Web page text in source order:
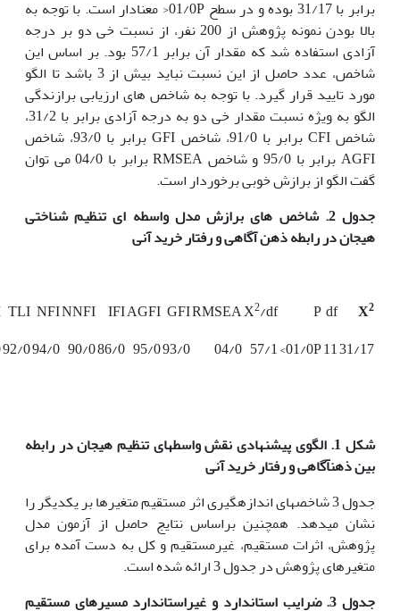
برابر با 31/17 بوده و در سطح 01/0P< معنادار است. با توجه به
بالا بودن نمونه پژوهش از 200 نفر، از نسبت خی دو بر درجه
آزادی استفاده شد که مقدار آن برابر 57/1 بود. بر اساس این
شاخص، عدد حاصل از این نسبت نباید بیش از 3 باشد تا الگو
مورد تایید قرار گیرد. با توجه به شاخص های ارزیابی برازندگی
الگو به ویژه نسبت مقدار خی دو به درجه آزادی برابر با 31/2،
شاخص CFI برابر با 91/0، شاخص GFI برابر با 93/0، شاخص
AGFI برابر با 95/0 و شاخص RMSEA برابر با 04/0 می توان
گفت الگو از برازش خوبی برخوردار است.
جدول 2. شاخص های برازش مدل واسطه ای تنظیم شناختی
هیجان در رابطه ذهن آگاهی و رفتار خرید آنی
X2
df
P
X2/df
RMSEA
GFI
AGFI
IFI
NNFI
NFI
TLI
31/17
11
01/0P>
57/1
04/0
93/0
95/0
86/0
90/0
94/0
92/0
شکل 1. الگوی پیشنهادی نقش واسطه­ای تنظیم هیجان در رابطه
بین ذهن­آگاهی و رفتار خرید آنی
جدول 3 شاخص­های اندازه­گیری اثر مستقیم متغیرها بر یکدیگر را
نشان می­دهد. همچنین براساس نتایج حاصل از آزمون مدل
پژوهش، اثرات مستقیم، غیرمستقیم و کل به دست آمده برای
متغیرهای پژوهش در جدول 3 ارائه شده است.
جدول 3. ضرایب استاندارد و غیراستاندارد مسیرهای مستقیم